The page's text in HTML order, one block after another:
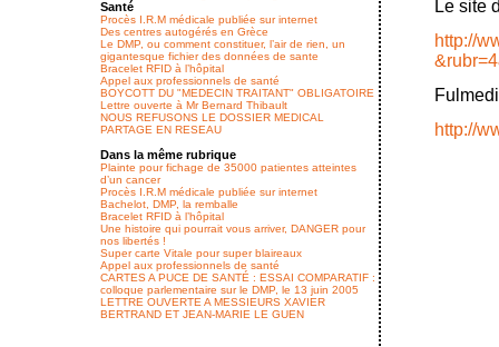
Le site
http://
http://
Santé
Procès I.R.M médicale publiée sur internet
Des centres autogérés en Grèce
Le DMP, ou comment constituer, l’air de rien, un
gigantesque fichier des données de sante
Bracelet RFID à l’hôpital
Appel aux professionnels de santé
BOYCOTT DU "MEDECIN TRAITANT" OBLIGATOIRE
Lettre ouverte à Mr Bernard Thibault
NOUS REFUSONS LE DOSSIER MEDICAL
PARTAGE EN RESEAU
Dans la même rubrique
Plainte pour fichage de 35000 patientes atteintes
d’un cancer
Procès I.R.M médicale publiée sur internet
Bachelot, DMP, la remballe
Bracelet RFID à l’hôpital
Une histoire qui pourrait vous arriver, DANGER pour
nos libertés !
Super carte Vitale pour super blaireaux
Appel aux professionnels de santé
CARTES A PUCE DE SANTÉ : ESSAI COMPARATIF :
colloque parlementaire sur le DMP, le 13 juin 2005
LETTRE OUVERTE A MESSIEURS XAVIER
BERTRAND ET JEAN-MARIE LE GUEN